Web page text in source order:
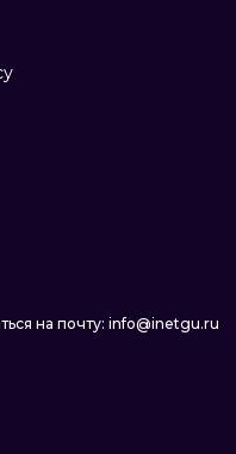
на почту: info@inetgu.ru